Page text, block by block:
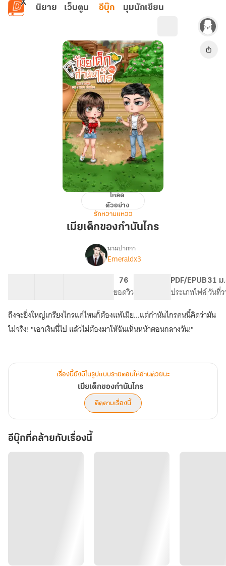
ข้ามไปยังเนื้อหาหลัก
นิยาย เว็บตูน อีบุ๊ก มุมนักเขียน
ของ
โหลด
ตัวอย่าง
รักหวานแหวว
เมียเด็กของกำนันไกร
เรื่อง
เด็ก
ของ
กำนัน
ไกร
นามปากกา
Emeraldx3
76
ยอดวิว
PDF/EPUB
ประเภทไฟล์
31 ม
วันที่
ถึงจะยิ่งใหญ่เกรียงไกรแค่ไหนก็ต้องแพ้เมีย...แต่กำนันไกรคนนี้คิดว่ามัน
ไม่จริง! "เอาเงินนี่ไป แล้วไม่ต้องมาให้ฉันเห็นหน้าตอนกลางวัน!"
เรื่องนี้ยังมีในรูปแบบรายตอนให้อ่านด้วยนะ
เมียเด็กของกำนันไกร
ติดตามเรื่องนี้
อีบุ๊กที่คล้ายกับเรื่องนี้